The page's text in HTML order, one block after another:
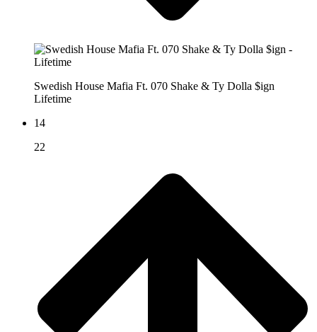
Swedish House Mafia Ft. 070 Shake & Ty Dolla $ign
Lifetime
14
22